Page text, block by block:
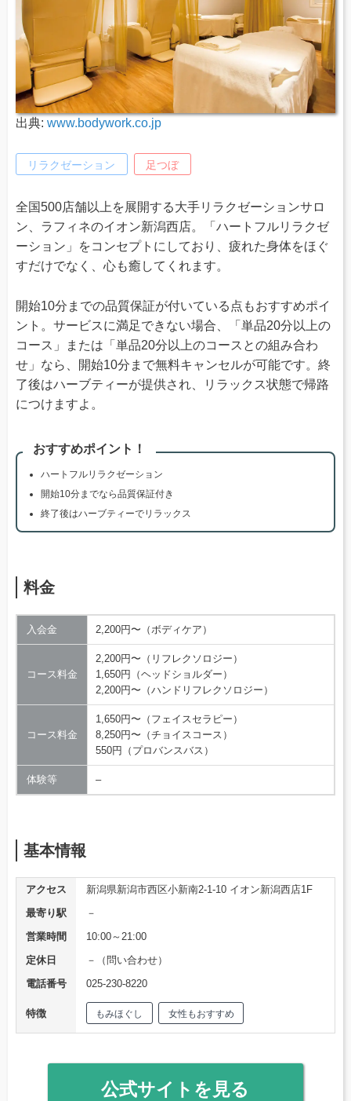
出典: www.bodywork.co.jp
リラクゼーション 足つぼ
全国500店舗以上を展開する大手リラクゼーションサロ
ン、ラフィネのイオン新潟西店。「ハートフルリラクゼ
ーション」をコンセプトにしており、疲れた身体をほぐ
すだけでなく、心も癒してくれます。
開始10分までの品質保証が付いている点もおすすめポイ
ント。サービスに満足できない場合、「単品20分以上の
コース」または「単品20分以上のコースとの組み合わ
せ」なら、開始10分まで無料キャンセルが可能です。終
了後はハーブティーが提供され、リラックス状態で帰路
につけますよ。
おすすめポイント！
ハートフルリラクゼーション
開始10分までなら品質保証付き
終了後はハーブティーでリラックス
料金
入会金 2,200円〜（ボディケア）
コース料金
2,200円〜（リフレクソロジー）
1,650円（ヘッドショルダー）
2,200円〜（ハンドリフレクソロジー）
コース料金
1,650円〜（フェイスセラピー）
8,250円〜（チョイスコース）
550円（プロバンスバス）
体験等 –
基本情報
アクセス
新潟県新潟市西区小新南2-1-10 イオン新潟西店1F
最寄り駅
－
営業時間
10:00～21:00
定休日
－（問い合わせ）
電話番号
025-230-8220
特徴 もみほぐし 女性もおすすめ
公式サイトを見る